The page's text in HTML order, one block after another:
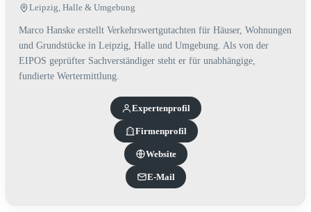
Leipzig, Halle & Umgebung
Marco Hanske erstellt Verkehrswertgutachten für Häuser, Wohnungen
und Grundstücke in Leipzig, Halle und Umgebung. Als von der
EIPOS geprüfter Sachverständiger steht er für unabhängige,
fundierte Wertermittlung.
Experten­profil
Firmenprofil
Website
E-Mail